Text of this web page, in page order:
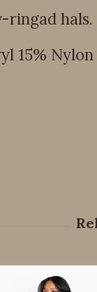
ringad
15%